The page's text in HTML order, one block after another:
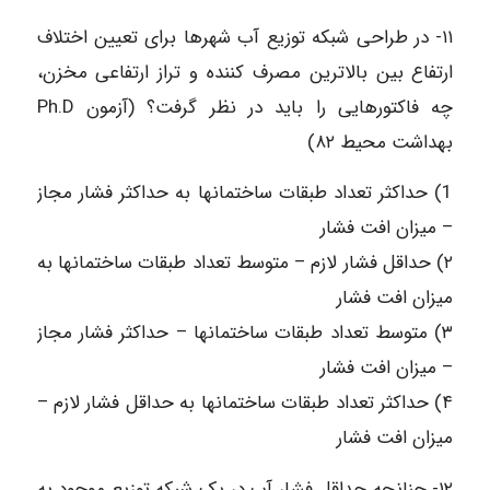
۱۱- در طراحی شبکه توزیع آب شهرها برای تعیین اختلاف
ارتفاع بین بالاترین مصرف کننده و تراز ارتفاعی مخزن،
چه فاکتورهایی را باید در نظر گرفت؟ (آزمون Ph.D
بهداشت محیط ۸۲)
1) حداکثر تعداد طبقات ساختمانها به حداکثر فشار مجاز
– میزان افت فشار
۲) حداقل فشار لازم – متوسط تعداد طبقات ساختمانها به
میزان افت فشار
۳) متوسط تعداد طبقات ساختمانها – حداکثر فشار مجاز
– میزان افت فشار
۴) حداکثر تعداد طبقات ساختمانها به حداقل فشار لازم –
میزان افت فشار